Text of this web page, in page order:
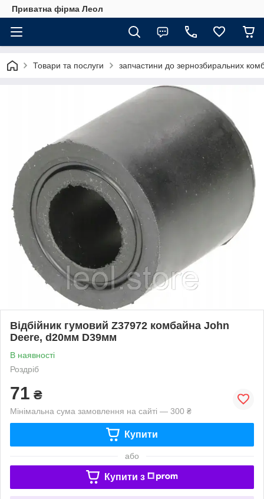
Приватна фірма Леол
Товари та послуги запчастини до зернозбиральних
Відбійник гумовий Z37972 комбайна John
Deere, d20мм D39мм
В наявності
Роздріб
71 ₴
Мінімальна сума замовлення на сайті — 300 ₴
Купити
або
Купити з